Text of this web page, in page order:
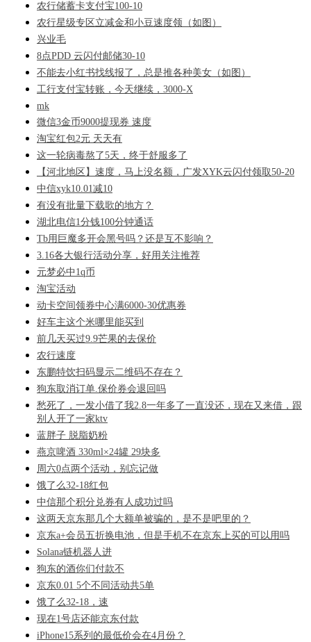
农行储蓄卡支付宝100-10
农行星级专区立减金和小豆速度领（如图）
兴业毛
8点PDD 云闪付邮储30-10
不能去小红书找线报了，总是推各种美女（如图）
工行支付宝转账，今天继续，3000-X
mk
微信3金币9000提现券 速度
淘宝红包2元 天天有
这一轮病毒熬了5天，终于舒服多了
【河北地区】速度，马上没名额，广发XYK云闪付领取50-20
中信xyk10.01减10
有没有批量下载歌的地方？
湖北电信1分钱100分钟通话
Tb用巨魔多开会黑号吗？还是互不影响？
3.16各大银行活动分享，好用关注推荐
元梦必中1q币
淘宝活动
动卡空间领券中心满6000-30优惠券
好车主这个米哪里能买到
前几天买过9.9芒果的去保价
农行速度
东鹏特饮扫码显示二维码不存在？
狗东取消订单.保价券会退回吗
愁死了，一发小借了我2.8一年多了一直没还，现在又来借，跟
别人开了一家ktv
蓝胖子 脱脂奶粉
燕京啤酒 330ml×24罐 29块多
周六0点两个活动，别忘记做
饿了么32-18红包
中信那个积分兑券有人成功过吗
这两天京东那几个大额单被骗的，是不是吧里的？
京东a+会员五折换电池，但是手机不在京东上买的可以用吗
Solana链机器人进
狗东的酒你们付款不
京东0.01 5个不同活动共5单
饿了么32-18，速
现在1号店还能京东付款
iPhone15系列的最低价会在4月份？